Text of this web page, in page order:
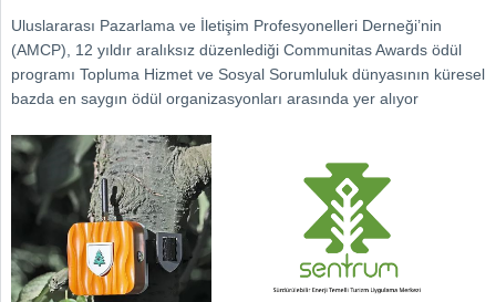
Uluslararası Pazarlama ve İletişim Profesyonelleri Derneği’nin
(AMCP), 12 yıldır aralıksız düzenlediği Communitas Awards ödül
programı Topluma Hizmet ve Sosyal Sorumluluk dünyasının küresel
bazda en saygın ödül organizasyonları arasında yer alıyor